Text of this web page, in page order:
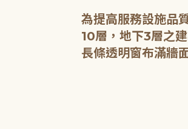
為提高服務設施品
10層，地下3層之
長條透明窗布滿牆